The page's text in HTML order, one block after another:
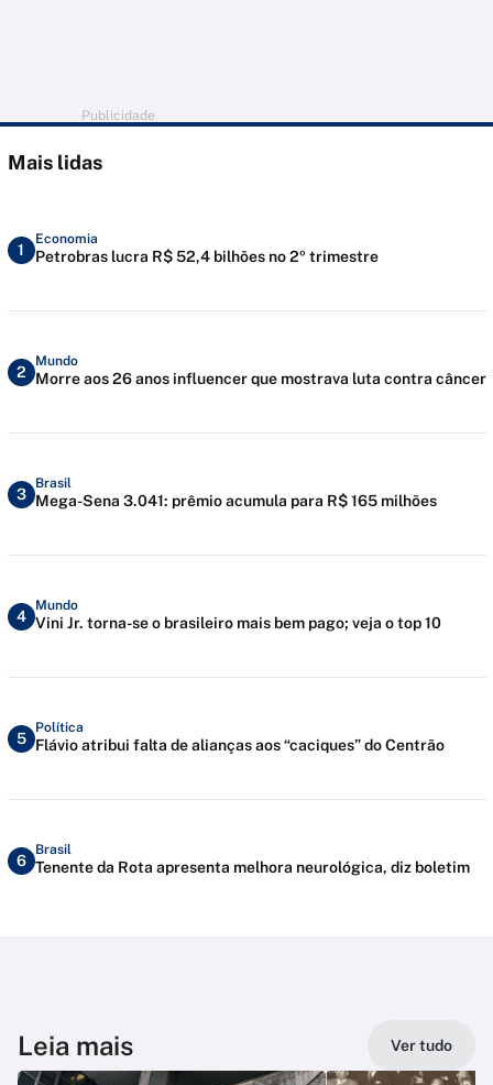
Publicidade
Mais lidas
1
Economia
Petrobras lucra R$ 52,4 bilhões no 2º trimestre
2
Mundo
Morre aos 26 anos influencer que mostrava luta contra câncer
3
Brasil
Mega-Sena 3.041: prêmio acumula para R$ 165 milhões
4
Mundo
Vini Jr. torna-se o brasileiro mais bem pago; veja o top 10
5
Política
Flávio atribui falta de alianças aos “caciques” do Centrão
6
Brasil
Tenente da Rota apresenta melhora neurológica, diz boletim
Leia mais Ver tudo